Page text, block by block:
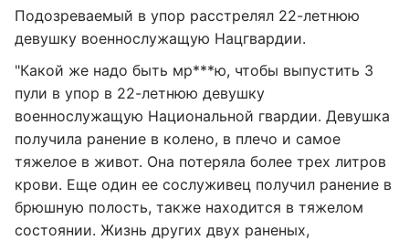
Подозреваемый в упор расстрелял 22-летнюю
девушку военнослужащую Нацгвардии.
"Какой же надо быть мр***ю, чтобы выпустить 3
пули в упор в 22-летнюю девушку
военнослужащую Национальной гвардии. Девушка
получила ранение в колено, в плечо и самое
тяжелое в живот. Она потеряла более трех литров
крови. Еще один ее сослуживец получил ранение в
брюшную полость, также находится в тяжелом
состоянии. Жизнь других двух раненых,